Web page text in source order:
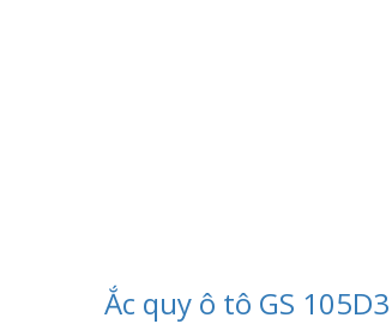
Ắc quy ô tô GS